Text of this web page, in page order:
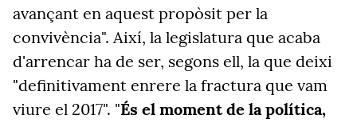
avançant en aquest propòsit per la
convivència". Així, la legislatura que acaba
d'arrencar ha de ser, segons ell, la que deixi
"definitivament enrere la fractura que vam
viure el 2017". "És el moment de la política,